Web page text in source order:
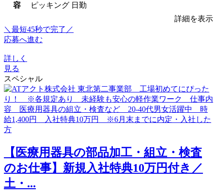
容
ピッキング 日勤
詳細を表示
＼最短45秒で完了／
応募へ進む
詳しく
見る
スペシャル
【医療用器具の部品加工・組立・検査
のお仕事】新規入社特典10万円付き／
土・...